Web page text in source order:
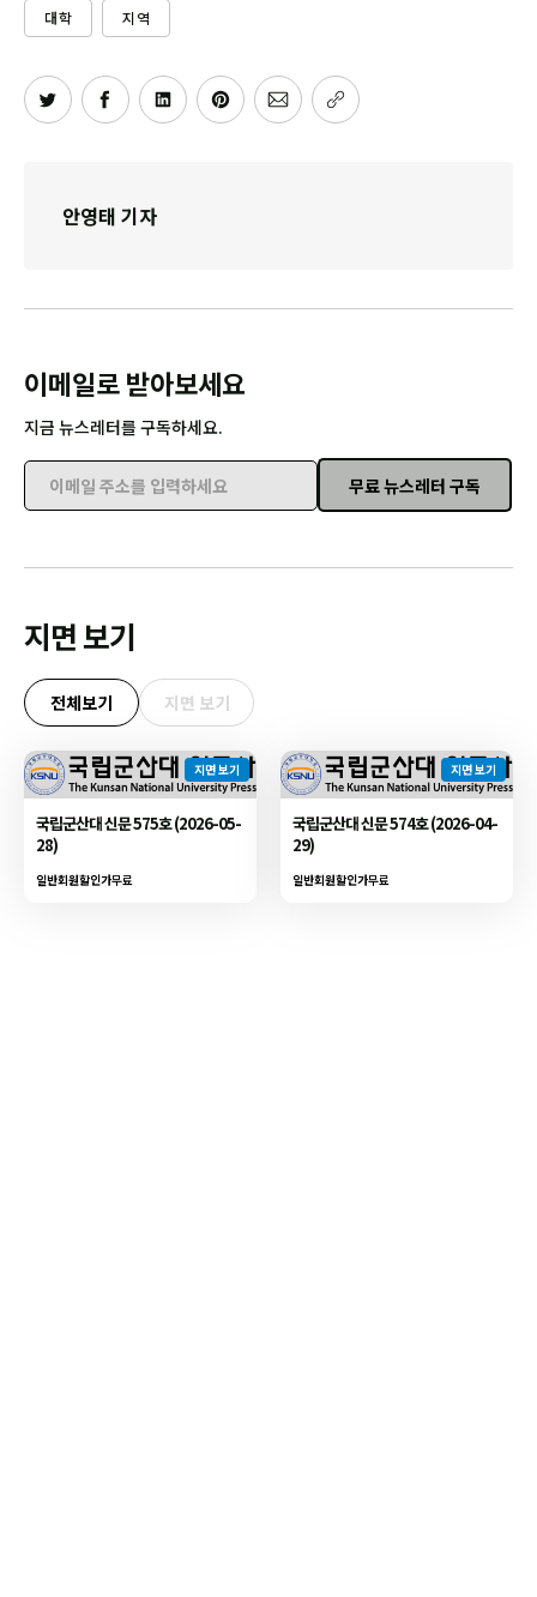
대학 지역
안영태 기자
이메일로 받아보세요
지금 뉴스레터를 구독하세요.
이메일 주소를 입력하세요
무료 뉴스레터 구독
지면 보기
전체보기 지면 보기
지면 보기
국립군산대 신문 575호 (2026-05-
28)
일반회원할인가무료
지면 보기
국립군산대 신문 574호 (2026-04-
29)
일반회원할인가무료